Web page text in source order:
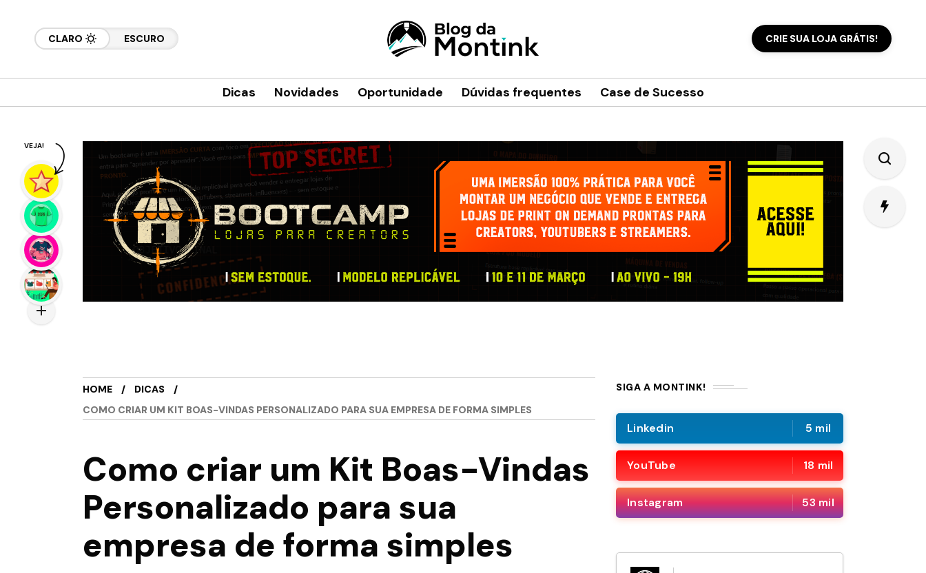
CLARO ESCURO CRIE SUA LOJA GRÁTIS!
Dicas Novidades Oportunidade Dúvidas frequentes Case de Sucesso
HOME
DICAS
COMO CRIAR UM KIT BOAS-VINDAS PERSONALIZADO PARA SUA EMPRESA DE FORMA SIMPLES
Como criar um Kit Boas-Vindas
Personalizado para sua
empresa de forma simples
SIGA A MONTINK!
Linkedin 5 mil
YouTube 18 mil
Instagram 53 mil
VEJA!